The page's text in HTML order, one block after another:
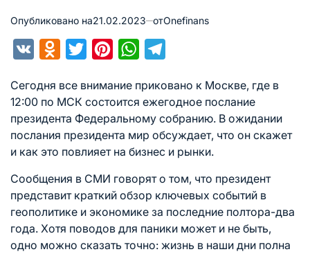
Опубликовано на21.02.2023 отOnefinans
VK Odnoklassniki
TwitterPinterestWhatsApp
Сегодня все внимание приковано к Москве, где в
12:00 по МСК состоится ежегодное послание
президента Федеральному собранию. В ожидании
послания президента мир обсуждает, что он скажет
и как это повлияет на бизнес и рынки.
Сообщения в СМИ говорят о том, что президент
представит краткий обзор ключевых событий в
геополитике и экономике за последние полтора-два
года. Хотя поводов для паники может и не быть,
одно можно сказать точно: жизнь в наши дни полна